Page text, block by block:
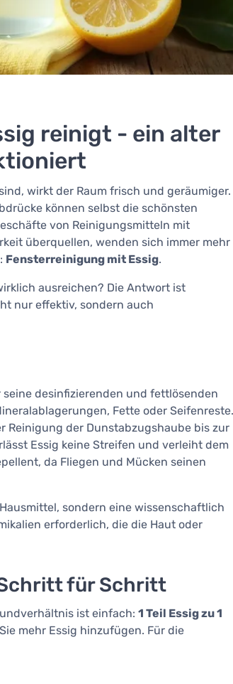
reinigt - ein alter
wirkt der Raum frisch und geräumiger.
können selbst die schönsten
von Reinigungsmitteln mit
überquellen, wenden sich immer mehr
Fensterreinigung mit Essig.
ausreichen? Die Antwort ist
nur effektiv, sondern auch
desinfizierenden und fettlösenden
Fette oder Seifenreste.
Reinigung der Dunstabzugshaube bis zur
Essig keine Streifen und verleiht dem
da Fliegen und Mücken seinen
sondern eine wissenschaftlich
erforderlich, die die Haut oder
für Schritt
ist einfach: 1 Teil Essig zu 1
mehr Essig hinzufügen. Für die